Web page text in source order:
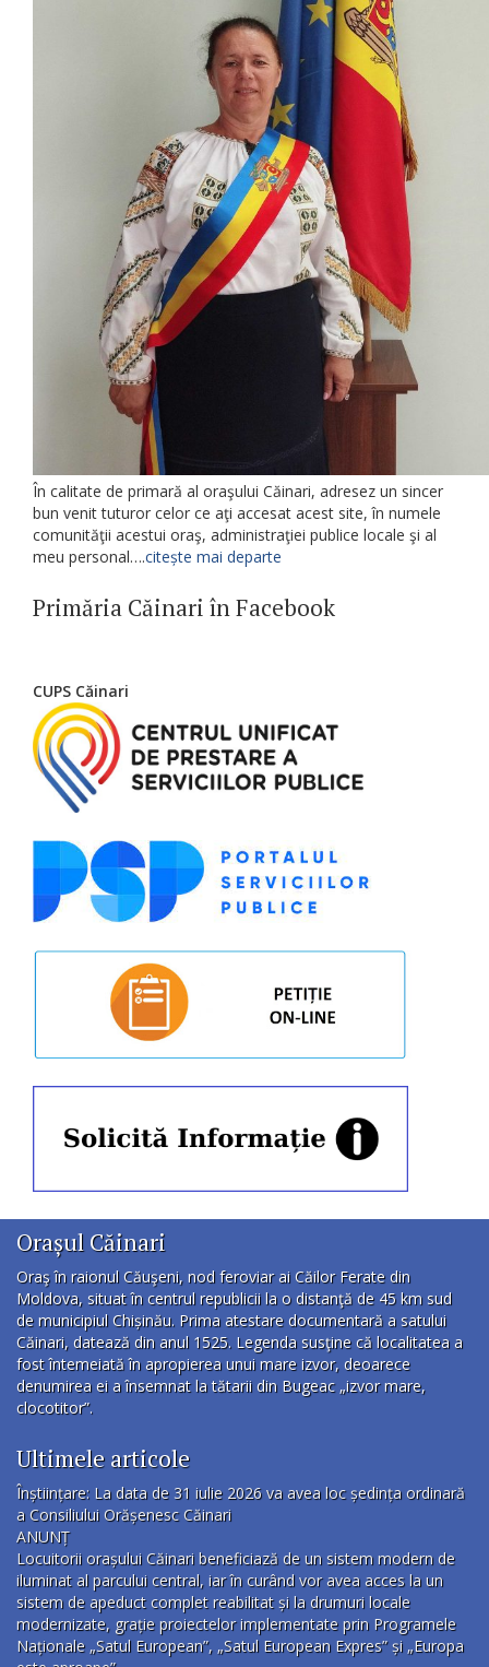
În calitate de primară al oraşului Căinari, adresez un sincer
bun venit tuturor celor ce aţi accesat acest site, în numele
comunităţii acestui oraş, administraţiei publice locale şi al
meu personal….citește mai departe
Primăria Căinari în Facebook
CUPS Căinari
Orașul Căinari
Oraş în raionul Căuşeni, nod feroviar ai Căilor Ferate din
Moldova, situat în centrul republicii la o distanţă de 45 km sud
de municipiul Chișinău. Prima atestare documentară a satului
Căinari, datează din anul 1525. Legenda susţine că localitatea a
fost întemeiată în apropierea unui mare izvor, deoarece
denumirea ei a însemnat la tătarii din Bugeac „izvor mare,
clocotitor”.
Ultimele articole
Înștiințare: La data de 31 iulie 2026 va avea loc ședința ordinară
a Consiliului Orășenesc Căinari
ANUNȚ
Locuitorii orașului Căinari beneficiază de un sistem modern de
iluminat al parcului central, iar în curând vor avea acces la un
sistem de apeduct complet reabilitat și la drumuri locale
modernizate, grație proiectelor implementate prin Programele
Naționale „Satul European”, „Satul European Expres” și „Europa